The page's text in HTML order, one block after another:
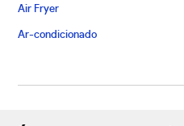
Air Fryer
Ar-condicionado